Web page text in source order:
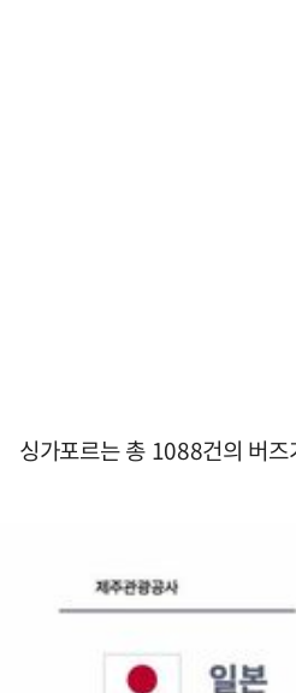
싱가포르는 총 1088건의 버